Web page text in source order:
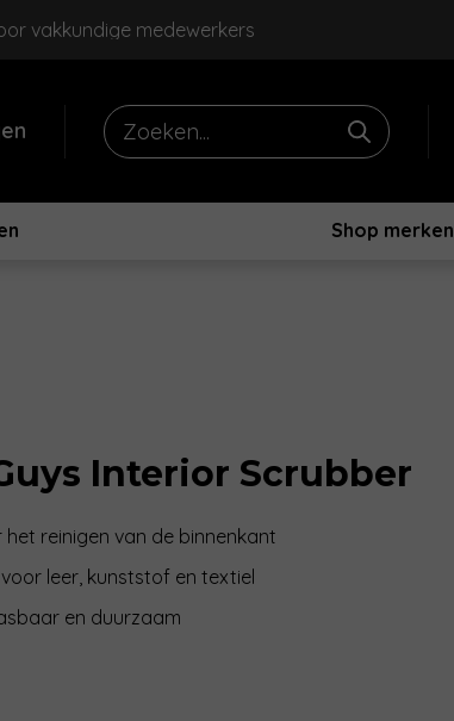
vakkundige medewerkers
Shop merken
Interior Scrubber
het reinigen van de binnenkant
leer, kunststof en textiel
en duurzaam